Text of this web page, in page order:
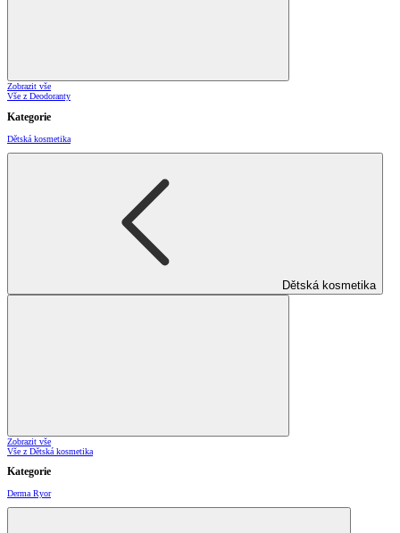
Zobrazit vše
Vše z Deodoranty
Kategorie
Dětská kosmetika
Dětská kosmetika
Zobrazit vše
Vše z Dětská kosmetika
Kategorie
Derma Ryor